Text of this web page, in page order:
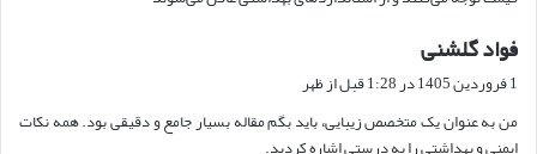
فواد گلشنی
ف
:
1 فروردین 1405 در 1:28 قبل از ظهر
من به عنوان یک متخصص زیبایی، باید بگم مقاله بسیار جامع و دقیقی بود. همه نکات
ایمنی و بهداشتی را به درستی اشاره کردید.